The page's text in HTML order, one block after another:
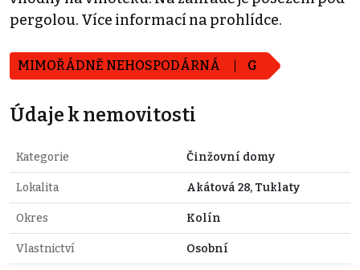
pergolou. Více informací na prohlídce.
MIMOŘÁDNĚ NEHOSPODÁRNÁ G
Údaje k nemovitosti
Kategorie Činžovní domy
Lokalita Akátová 28, Tuklaty
Okres Kolín
Vlastnictví Osobní